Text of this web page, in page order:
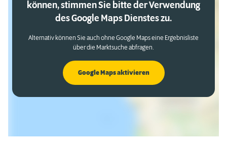
können, stimmen Sie bitte der Verwendung
des Google Maps Dienstes zu.
Alternativ können Sie auch ohne Google Maps eine Ergebnisliste
über die Marktsuche abfragen.
Google Maps aktivieren